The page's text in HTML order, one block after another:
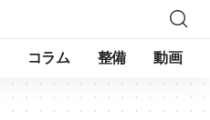
コラム 整備 動画